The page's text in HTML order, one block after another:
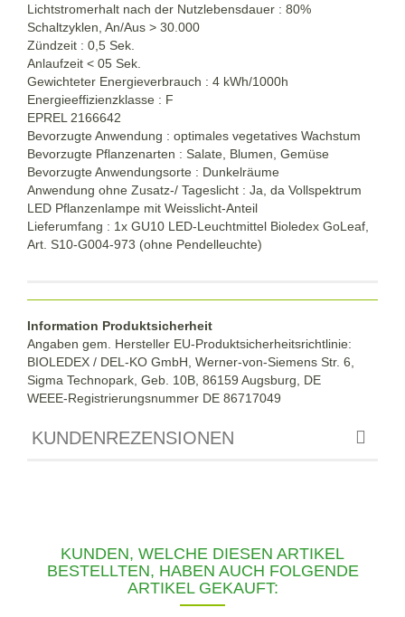
Lichtstromerhalt nach der Nutzlebensdauer : 80%
Schaltzyklen, An/Aus > 30.000
Zündzeit : 0,5 Sek.
Anlaufzeit < 05 Sek.
Gewichteter Energieverbrauch : 4 kWh/1000h
Energieeffizienzklasse : F
EPREL 2166642
Bevorzugte Anwendung : optimales vegetatives Wachstum
Bevorzugte Pflanzenarten : Salate, Blumen, Gemüse
Bevorzugte Anwendungsorte : Dunkelräume
Anwendung ohne Zusatz-/ Tageslicht : Ja, da Vollspektrum
LED Pflanzenlampe mit Weisslicht-Anteil
Lieferumfang : 1x GU10 LED-Leuchtmittel Bioledex GoLeaf,
Art. S10-G004-973 (ohne Pendelleuchte)
Information Produktsicherheit
Angaben gem. Hersteller EU-Produktsicherheitsrichtlinie:
BIOLEDEX / DEL-KO GmbH, Werner-von-Siemens Str. 6,
Sigma Technopark, Geb. 10B, 86159 Augsburg, DE
WEEE-Registrierungsnummer DE 86717049
KUNDENREZENSIONEN
KUNDEN, WELCHE DIESEN ARTIKEL
BESTELLTEN, HABEN AUCH FOLGENDE
ARTIKEL GEKAUFT: